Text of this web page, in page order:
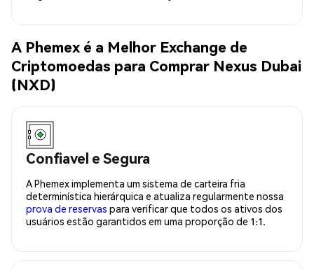
A Phemex é a Melhor Exchange de
Criptomoedas para Comprar Nexus Dubai
(NXD)
Confiavel e Segura
A Phemex implementa um sistema de carteira fria
determinística hierárquica e atualiza regularmente nossa
prova de reservas para verificar que todos os ativos dos
usuários estão garantidos em uma proporção de 1:1.